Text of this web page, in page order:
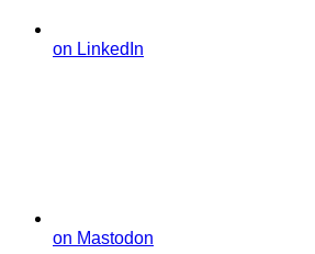
on LinkedIn
on Mastodon